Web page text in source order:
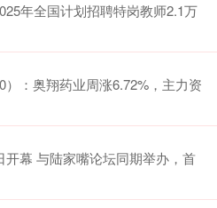
年全国计划招聘特岗教师2.1万
：奥翔药业周涨6.72%，主力资
幕 与陆家嘴论坛同期举办，首